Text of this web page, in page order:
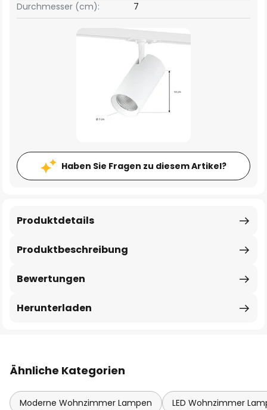
Durchmesser (cm):
7
Haben Sie Fragen zu diesem Artikel?
Produktbeschreibung
Produktdetails
Bewertungen
Herunterladen
Ähnliche Kategorien
Moderne Wohnzimmer Lampen LED Wohnzimmer